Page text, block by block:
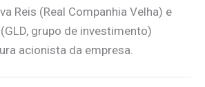
Reis (Real Companhia Velha) e
grupo de investimento)
acionista da empresa.